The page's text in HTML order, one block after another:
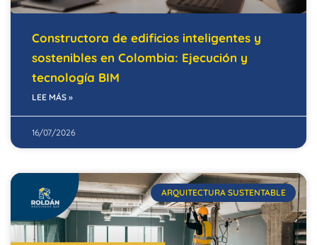
Constructora de edificios inteligentes y
sostenibles en Colombia: Ejecución y
tecnología BIM
LEE MÁS »
16/07/2026
ARQUITECTURA SUSTENTABLE